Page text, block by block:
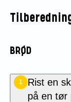
BRØD
1
Rist en
på en tør